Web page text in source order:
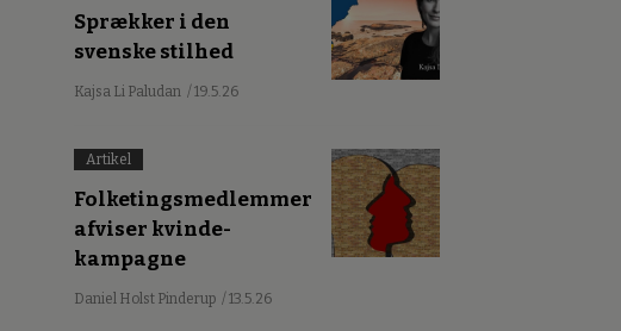
Sprækker i den
svenske stilhed
Kajsa Li Paludan / 19.5.26
Artikel
Folketingsmedlemmer
afviser kvinde-
kampagne
Daniel Holst Pinderup / 13.5.26